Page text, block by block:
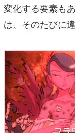
変化する要素も
は、そのたびに